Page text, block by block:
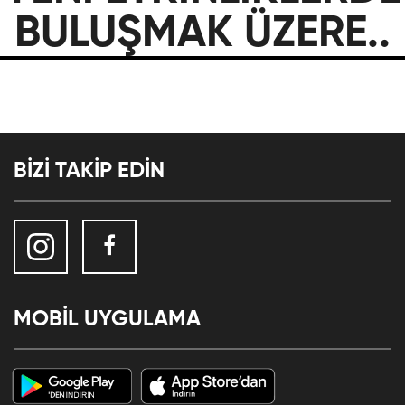
BULUŞMAK ÜZERE..
BİZİ TAKİP EDİN
MOBİL UYGULAMA